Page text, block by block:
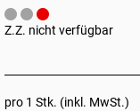
Z.Z. nicht verfügbar
pro 1 Stk. (inkl. MwSt.)